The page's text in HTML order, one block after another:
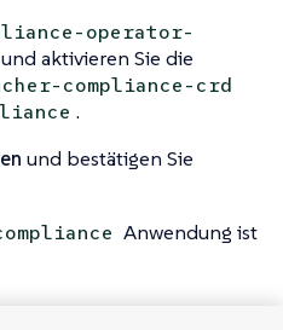
operator-
aktivieren Sie die
compliance-crd
.
und bestätigen Sie
Anwendung ist